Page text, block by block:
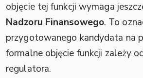
objęcie tej funkcji wymaga
Nadzoru Finansowego. To
przygotowanego kandydata na
formalne objęcie funkcji zależy
regulatora.